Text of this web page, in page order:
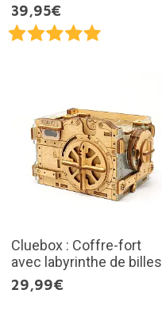
39,95€
Cluebox : Coffre-fort
avec labyrinthe de billes
29,99€